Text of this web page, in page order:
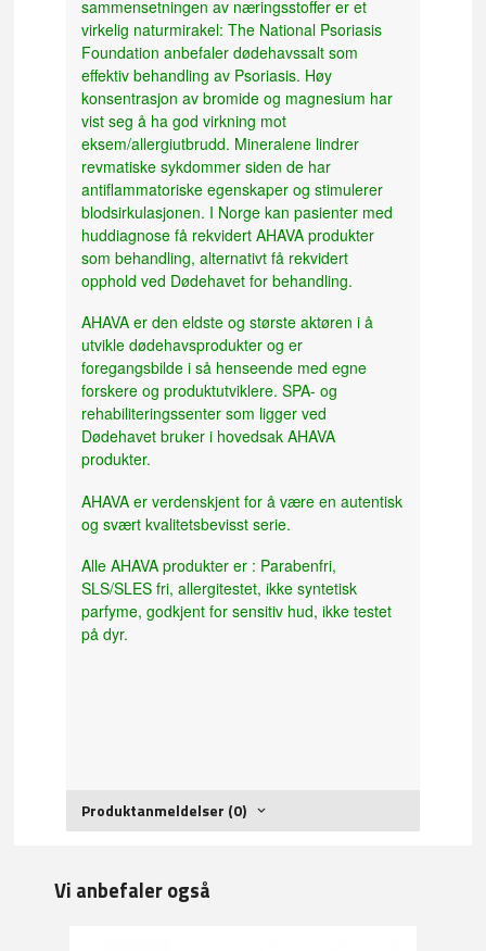
sammensetningen av næringsstoffer er et
virkelig naturmirakel: The National Psoriasis
Foundation anbefaler dødehavssalt som
effektiv behandling av Psoriasis. Høy
konsentrasjon av bromide og magnesium har
vist seg å ha god virkning mot
eksem/allergiutbrudd. Mineralene lindrer
revmatiske sykdommer siden de har
antiflammatoriske egenskaper og stimulerer
blodsirkulasjonen. I Norge kan pasienter med
huddiagnose få rekvidert AHAVA produkter
som behandling, alternativt få rekvidert
opphold ved Dødehavet for behandling.
AHAVA er den eldste og største aktøren i å
utvikle dødehavsprodukter og er
foregangsbilde i så henseende med egne
forskere og produktutviklere. SPA- og
rehabiliteringssenter som ligger ved
Dødehavet bruker i hovedsak AHAVA
produkter.
AHAVA er verdenskjent for å være en autentisk
og svært kvalitetsbevisst serie.
Alle AHAVA produkter er : Parabenfri,
SLS/SLES fri, allergitestet, ikke syntetisk
parfyme, godkjent for sensitiv hud, ikke testet
på dyr.
Produktanmeldelser (0)
Vi anbefaler også